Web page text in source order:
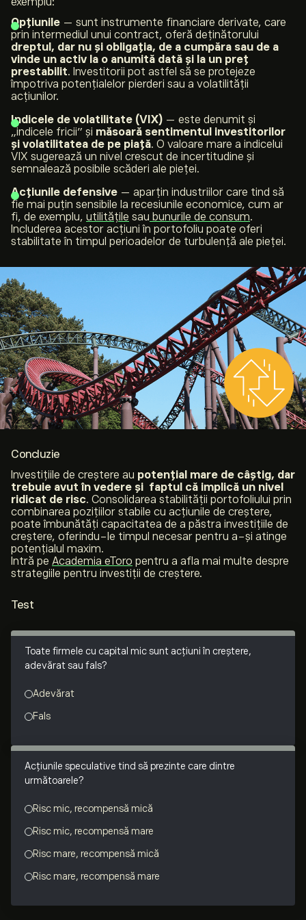
Opțiunile — sunt instrumente financiare derivate, care
prin intermediul unui contract, oferă deținătorului
dreptul, dar nu și obligația, de a cumpăra sau de a
vinde un activ la o anumită dată și la un preț
prestabilit. Investitorii pot astfel să se protejeze
împotriva potențialelor pierderi sau a volatilității
acțiunilor.
Indicele de volatilitate (VIX) — este denumit și
„indicele fricii” și măsoară sentimentul investitorilor
și volatilitatea de pe piață. O valoare mare a indicelui
VIX sugerează un nivel crescut de incertitudine și
semnalează posibile scăderi ale pieței.
Acțiunile defensive — aparțin industriilor care tind să
fie mai puțin sensibile la recesiunile economice, cum ar
fi, de exemplu, utilitățile sau bunurile de consum.
Includerea acestor acțiuni în portofoliu poate oferi
stabilitate în timpul perioadelor de turbulență ale pieței.
Concluzie
Investițiile de creștere au potențial mare de câștig, dar
trebuie avut în vedere și faptul că implică un nivel
ridicat de risc. Consolidarea stabilității portofoliului prin
combinarea pozițiilor stabile cu acțiunile de creștere,
poate îmbunătăți capacitatea de a păstra investițiile de
creștere, oferindu-le timpul necesar pentru a-și atinge
potențialul maxim.
Intră pe Academia eToro pentru a afla mai multe despre
strategiile pentru investiții de creștere.
Test
Toate firmele cu capital mic sunt acțiuni în creștere,
adevărat sau fals?
Adevărat
Fals
Acțiunile speculative tind să prezinte care dintre
următoarele?
Risc mic, recompensă mică
Risc mic, recompensă mare
Risc mare, recompensă mică
Risc mare, recompensă mare